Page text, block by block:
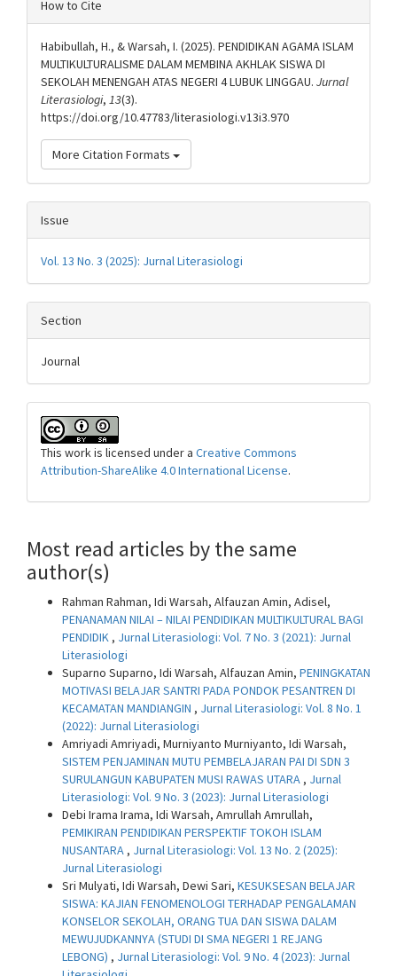
Details
How to Cite
Habibullah, H., & Warsah, I. (2025). PENDIDIKAN AGAMA ISLAM
MULTIKULTURALISME DALAM MEMBINA AKHLAK SISWA DI
SEKOLAH MENENGAH ATAS NEGERI 4 LUBUK LINGGAU. Jurnal
Literasiologi, 13(3).
https://doi.org/10.47783/literasiologi.v13i3.970
More Citation Formats
Issue
Vol. 13 No. 3 (2025): Jurnal Literasiologi
Section
Journal
This work is licensed under a Creative Commons
Attribution-ShareAlike 4.0 International License.
Most read articles by the same
author(s)
Rahman Rahman, Idi Warsah, Alfauzan Amin, Adisel,
PENANAMAN NILAI – NILAI PENDIDIKAN MULTIKULTURAL BAGI
PENDIDIK , Jurnal Literasiologi: Vol. 7 No. 3 (2021): Jurnal
Literasiologi
Suparno Suparno, Idi Warsah, Alfauzan Amin, PENINGKATAN
MOTIVASI BELAJAR SANTRI PADA PONDOK PESANTREN DI
KECAMATAN MANDIANGIN , Jurnal Literasiologi: Vol. 8 No. 1
(2022): Jurnal Literasiologi
Amriyadi Amriyadi, Murniyanto Murniyanto, Idi Warsah,
SISTEM PENJAMINAN MUTU PEMBELAJARAN PAI DI SDN 3
SURULANGUN KABUPATEN MUSI RAWAS UTARA , Jurnal
Literasiologi: Vol. 9 No. 3 (2023): Jurnal Literasiologi
Debi Irama Irama, Idi Warsah, Amrullah Amrullah,
PEMIKIRAN PENDIDIKAN PERSPEKTIF TOKOH ISLAM
NUSANTARA , Jurnal Literasiologi: Vol. 13 No. 2 (2025):
Jurnal Literasiologi
Sri Mulyati, Idi Warsah, Dewi Sari, KESUKSESAN BELAJAR
SISWA: KAJIAN FENOMENOLOGI TERHADAP PENGALAMAN
KONSELOR SEKOLAH, ORANG TUA DAN SISWA DALAM
MEWUJUDKANNYA (STUDI DI SMA NEGERI 1 REJANG
LEBONG) , Jurnal Literasiologi: Vol. 9 No. 4 (2023): Jurnal